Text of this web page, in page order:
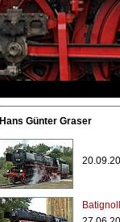
Hans Günter Graser